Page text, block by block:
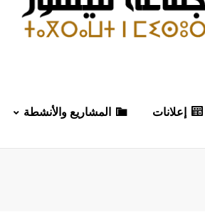
إعلانات المشاريع والأنشطة